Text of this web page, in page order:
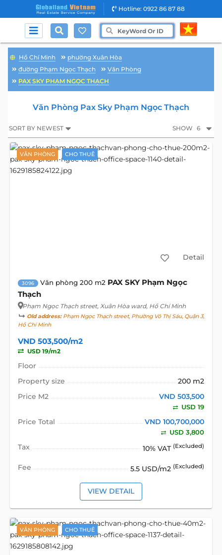
Hotline: 0922 86 87 88
Hồ Chí Minh
phường Xuân Hòa
đường Phạm Ngọc Thạch
Văn Phòng
PAX SKY PHẠM NGỌC THẠCH
Văn Phòng Pax Sky Phạm Ngọc Thạch
SORT BY NEWEST SHOW 6
VĂN PHÒNG CHO THUÊ
Detail
3096 Văn phòng 200 m2 PAX SKY Phạm Ngọc
Thạch
Phạm Ngọc Thạch street, Xuân Hòa ward, Hồ Chí Minh
Old address:Phạm Ngọc Thạch street, Phường Võ Thị Sáu, Quận 3,
Hồ Chí Minh
VND 503,500/m2
USD 19/m2
Floor
Property size
200 m2
Price M2
VND 503,500
USD 19
Price Total VND 100,700,000
USD 3,800
Tax 10% VAT (Excluded)
Fee 5.5 USD/m2 (Excluded)
VIEW DETAIL
VĂN PHÒNG CHO THUÊ